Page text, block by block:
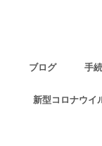
ブログ 手
新型コロナウイ